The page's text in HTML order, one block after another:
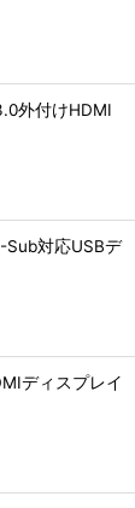
外付けHDMI
Sub対応USBデ
ディスプレイ